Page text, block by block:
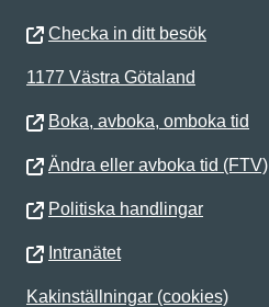
Checka in ditt besök
1177 Västra Götaland
Boka, avboka, omboka tid
Ändra eller avboka tid (FTV)
Politiska handlingar
Intranätet
Kakinställningar (cookies)